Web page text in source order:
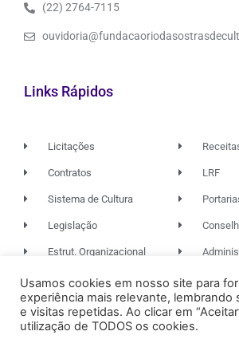
(22) 2764-7115
Links Rápidos
Licitações
Contratos
Sistema de Cultura
Legislação
Estrut. Organizacional
LRF
© 2026. TODOS OS DIREITOS
Usamos cookies em nosso site para
experiência mais relevante, lembrando
e visitas repetidas. Ao clicar em
utilização de TODOS os cookies.